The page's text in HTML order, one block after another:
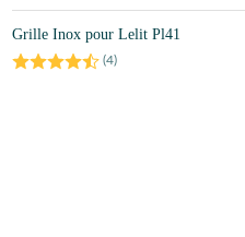
Grille Inox pour Lelit Pl41
(4)